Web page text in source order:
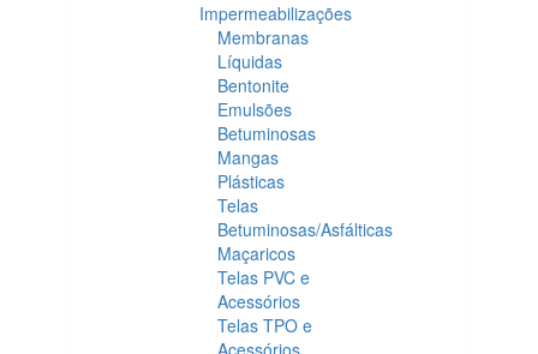
Impermeabilizações
Membranas
Líquidas
Bentonite
Emulsões
Betuminosas
Mangas
Plásticas
Telas
Betuminosas/Asfálticas
Maçaricos
Telas PVC e
Acessórios
Telas TPO e
Acessórios